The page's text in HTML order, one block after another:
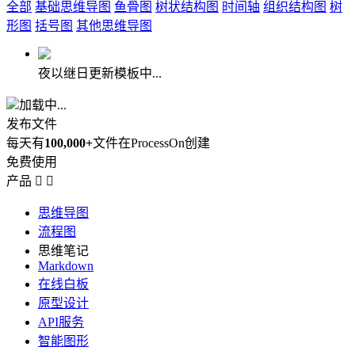
全部 基础思维导图 鱼骨图 树状结构图 时间轴 组织结构图 树
形图 括号图 其他思维导图
夜以继日更新模板中...
加载中...
发布文件
每天有100,000+文件在ProcessOn创建
免费使用
产品  
思维导图
流程图
思维笔记
Markdown
在线白板
原型设计
API服务
智能图形